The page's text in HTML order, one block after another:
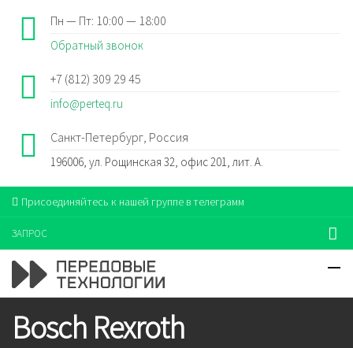
Пн — Пт: 10:00 — 18:00
Обратный звонок
+7 (812) 309 29 45
info@perteq.ru
Санкт-Петербург, Россия
196006, ул. Рощинская 32, офис 201, лит. А.
Присоединяйтесь к нашей группе в телеграмм
ЗАПРОС
Bosch Rexroth